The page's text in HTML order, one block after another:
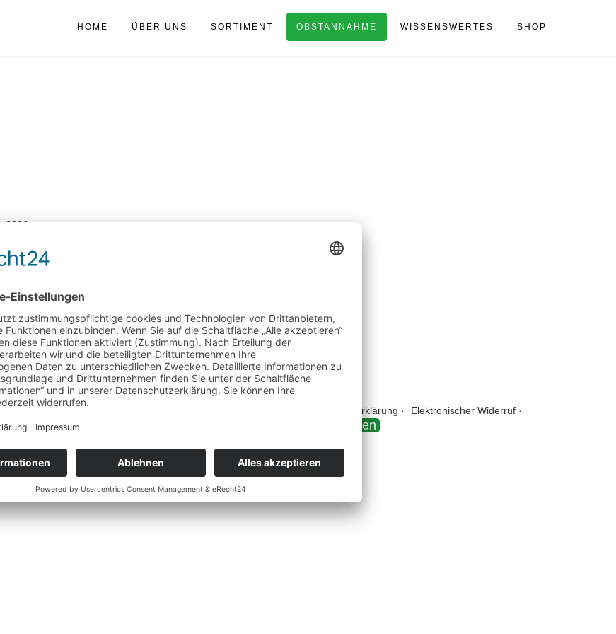
HOME ÜBER UNS SORTIMENT OBSTANNAHME WISSENSWERTES SHOP
Kontakt Downloads Barrierfreiheitserklärung
Elektronischer Widerruf
Widerruf einreichen